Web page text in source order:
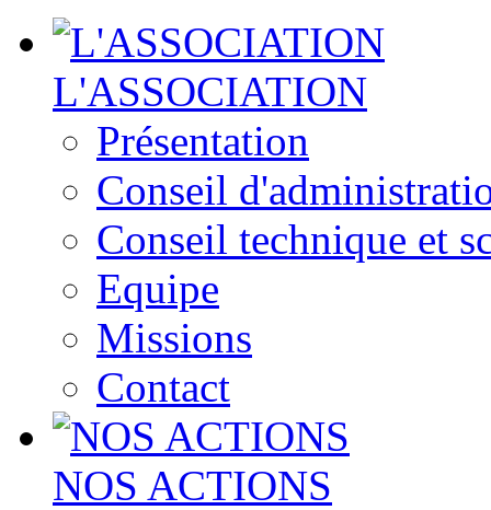
L'ASSOCIATION
Présentation
Conseil
Conseil technique et
Equipe
Missions
Contact
NOS ACTIONS